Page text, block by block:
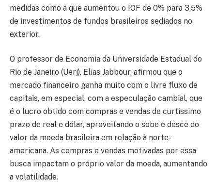
medidas como a que aumentou o IOF de 0% para 3,5%
de investimentos de fundos brasileiros sediados no
exterior.
O professor de Economia da Universidade Estadual do
Rio de Janeiro (Uerj), Elias Jabbour, afirmou que o
mercado financeiro ganha muito com o livre fluxo de
capitais, em especial, com a especulação cambial, que
é o lucro obtido com compras e vendas de curtíssimo
prazo de real e dólar, aproveitando o sobe e desce do
valor da moeda brasileira em relação à norte-
americana. As compras e vendas motivadas por essa
busca impactam o próprio valor da moeda, aumentando
a volatilidade.